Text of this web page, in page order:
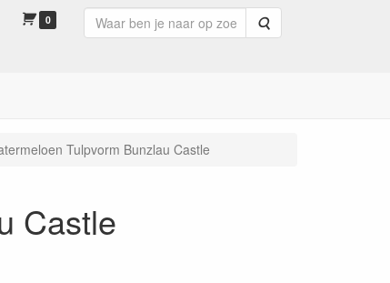
0 Zoeken
Tulpvorm Bunzlau Castle
Castle